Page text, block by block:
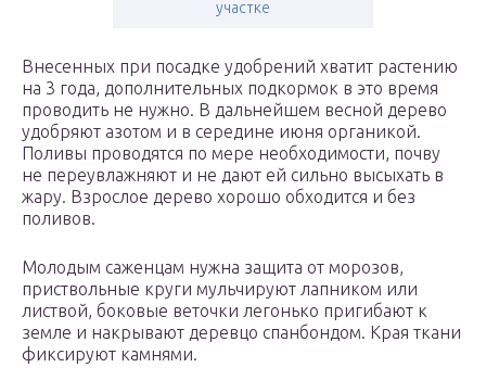
участке
Внесенных при посадке удобрений хватит растению
на 3 года, дополнительных подкормок в это время
проводить не нужно. В дальнейшем весной дерево
удобряют азотом и в середине июня органикой.
Поливы проводятся по мере необходимости, почву
не переувлажняют и не дают ей сильно высыхать в
жару. Взрослое дерево хорошо обходится и без
поливов.
Молодым саженцам нужна защита от морозов,
приствольные круги мульчируют лапником или
листвой, боковые веточки легонько пригибают к
земле и накрывают деревцо спанбондом. Края ткани
фиксируют камнями.